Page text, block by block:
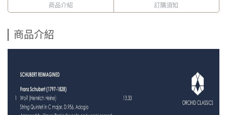
商品介紹 訂購須知
商品介紹